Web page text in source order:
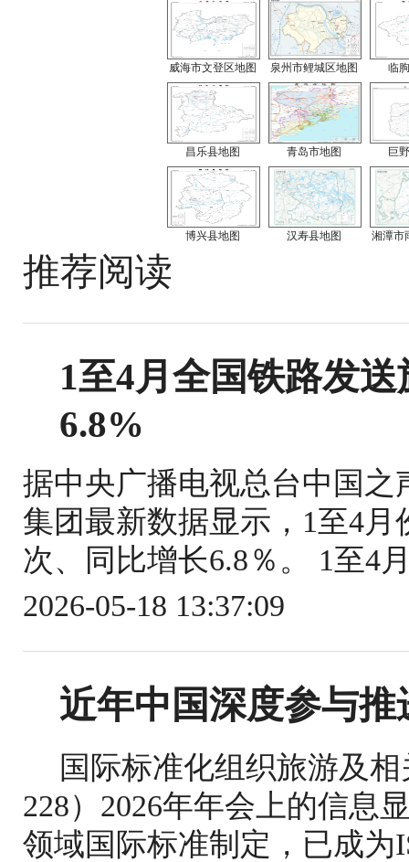
威海市文登区地图 泉州市鲤城区地图 临
昌乐县地图 青岛市地图 巨
博兴县地图 汉寿县地图 湘潭市
推荐阅读
1至4月全国铁路发
6.8%
据中央广播电视总台中国
集团最新数据显示，1至4月
次、同比增长6.8％。 1至4
2026-05-18 13:37:09
近年中国深度参与
国际标准化组织旅游及
228）2026年年会上的信息
领域国际标准制定，已成为